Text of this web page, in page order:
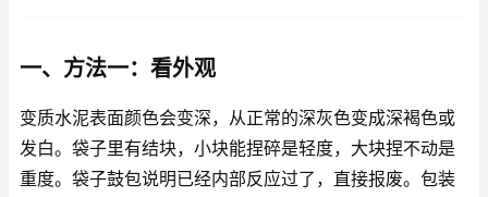
一、方法一：看外观
变质水泥表面颜色会变深，从正常的深灰色变成深褐色或
发白。袋子里有结块，小块能捏碎是轻度，大块捏不动是
重度。袋子鼓包说明已经内部反应过了，直接报废。包装